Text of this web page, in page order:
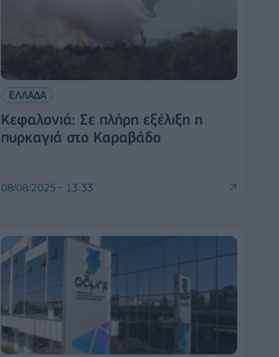
ΕΛΛΑΔΑ
Kεφαλονιά: Σε πλήρη εξέλιξη η
πυρκαγιά στο Καραβάδο
08/08/2025 - 13:33